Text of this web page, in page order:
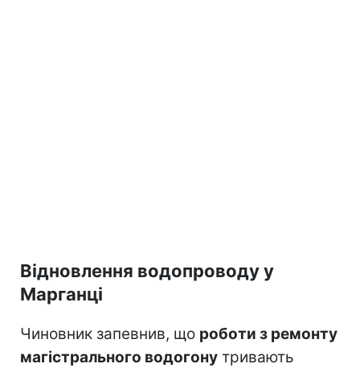
Відновлення водопроводу у
Марганці
Чиновник запевнив, що роботи з ремонту
магістрального водогону тривають